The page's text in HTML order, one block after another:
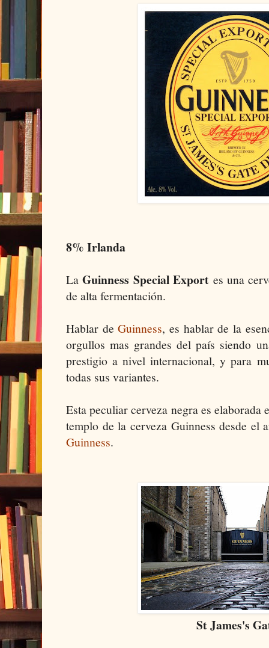
8% Irlanda
LaGuinness Special Export es una
de alta fermentación.
Hablar deGuinness, es hablar de la
orgullos mas grandes del país siendo
prestigio a nivel internacional, y para
todas sus variantes.
Esta peculiar cerveza negra es elaborada
templo de la cerveza Guinness desde
Guinness.
St James's